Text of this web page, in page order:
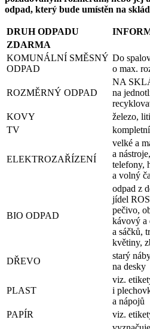
odpad, který bude umístěn na
DRUH ODPADU
ZDARMA
KOMUNÁLNÍ SMĚSNÝ
ODPAD
Do
o max.
ROZMĚRNÝ ODPAD
NA
na
KOVY
železo,
TV
ELEKTROZAŘÍZENÍ
velké a
a
telefony,
a volný
BIO ODPAD
odpad z
jídel
pečivo,
kávový a
a sáčků,
květiny,
DŘEVO
starý
na desky
PLAST
viz.
i
a nápojů
PAPÍR
viz.